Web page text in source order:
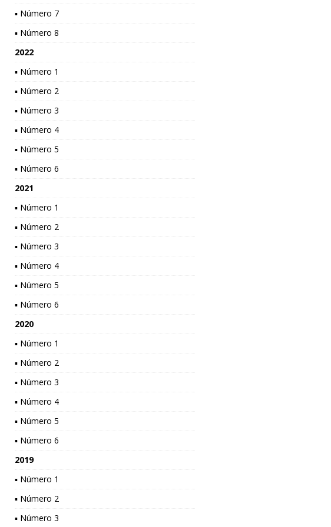
▪ Número 7
▪ Número 8
2022
▪ Número 1
▪ Número 2
▪ Número 3
▪ Número 4
▪ Número 5
▪ Número 6
2021
▪ Número 1
▪ Número 2
▪ Número 3
▪ Número 4
▪ Número 5
▪ Número 6
2020
▪ Número 1
▪ Número 2
▪ Número 3
▪ Número 4
▪ Número 5
▪ Número 6
2019
▪ Número 1
▪ Número 2
▪ Número 3